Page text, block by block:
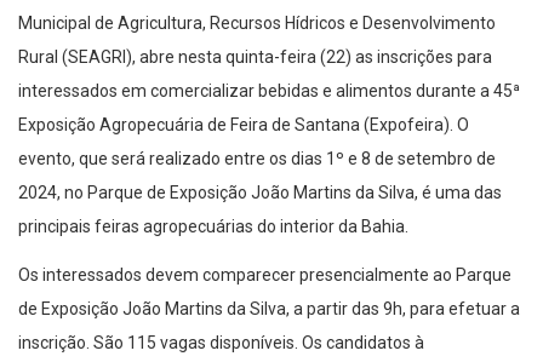
Municipal de Agricultura, Recursos Hídricos e Desenvolvimento
Rural (SEAGRI), abre nesta quinta-feira (22) as inscrições para
interessados em comercializar bebidas e alimentos durante a 45ª
Exposição Agropecuária de Feira de Santana (Expofeira). O
evento, que será realizado entre os dias 1º e 8 de setembro de
2024, no Parque de Exposição João Martins da Silva, é uma das
principais feiras agropecuárias do interior da Bahia.
Os interessados devem comparecer presencialmente ao Parque
de Exposição João Martins da Silva, a partir das 9h, para efetuar a
inscrição. São 115 vagas disponíveis. Os candidatos à